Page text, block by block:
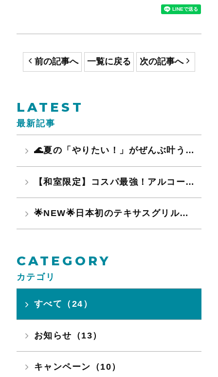
前の記事へ 一覧に戻る 次の記事へ
LATEST
最新記事
🌊夏の「やりたい！」がぜんぶ叶う🔥 水遊びも、グルメも、温泉も大満喫♪
【和室限定】コスパ最強！アルコール飲み放題無料！夏限定ファミリー・グループ応援プラン予約受付開始！
🌟NEW🌟日本初のテキサスグリル＆話題の麻辣湯登場！!
CATEGORY
カテゴリ
すべて（24）
お知らせ（13）
キャンペーン（10）